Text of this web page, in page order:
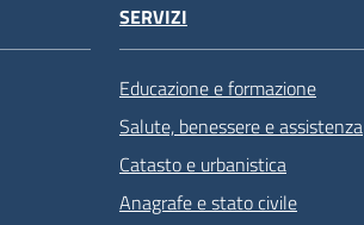
SERVIZI
Educazione e formazione
Salute, benessere e assistenza
Catasto e urbanistica
Anagrafe e stato civile